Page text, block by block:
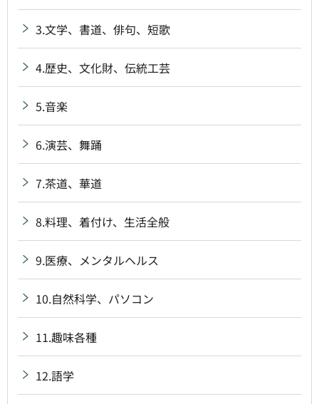
3.文学、書道、俳句、短歌
4.歴史、文化財、伝統工芸
5.音楽
6.演芸、舞踊
7.茶道、華道
8.料理、着付け、生活全般
9.医療、メンタルヘルス
10.自然科学、パソコン
11.趣味各種
12.語学